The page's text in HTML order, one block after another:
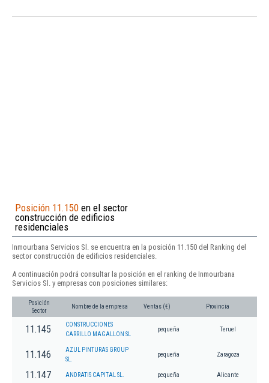
Posición 11.150 en el sector
construcción de edificios
residenciales
Inmourbana Servicios Sl. se encuentra en la posición 11.150 del Ranking del
sector construcción de edificios residenciales.
A continuación podrá consultar la posición en el ranking de Inmourbana
Servicios Sl. y empresas con posiciones similares:
Posición
Sector
Nombre de la empresa Ventas (€) Provincia
11.145
CONSTRUCCIONES
CARRILLO MAGALLON SL
pequeña Teruel
11.146
AZUL PINTURAS GROUP
SL.
pequeña Zaragoza
11.147 ANDRATIS CAPITAL SL. pequeña Alicante